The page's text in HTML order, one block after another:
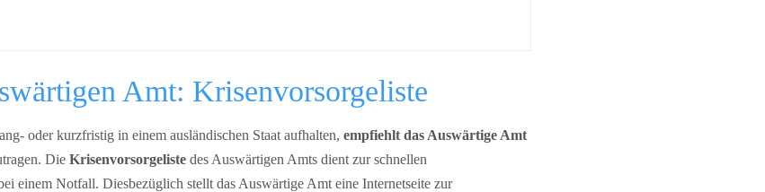
Amt: Krisenvorsorgeliste
oder kurzfristig in einem ausländischen Staat aufhalten, empfiehlt das Auswärtige Amt
Die Krisenvorsorgeliste des Auswärtigen Amts dient zur schnellen
einem Notfall. Diesbezüglich stellt das Auswärtige Amt eine Internetseite zur